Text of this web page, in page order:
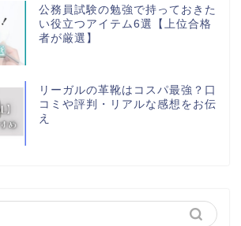
公務員試験の勉強で持っておきた
い役立つアイテム6選【上位合格
者が厳選】
リーガルの革靴はコスパ最強？口
コミや評判・リアルな感想をお伝
え